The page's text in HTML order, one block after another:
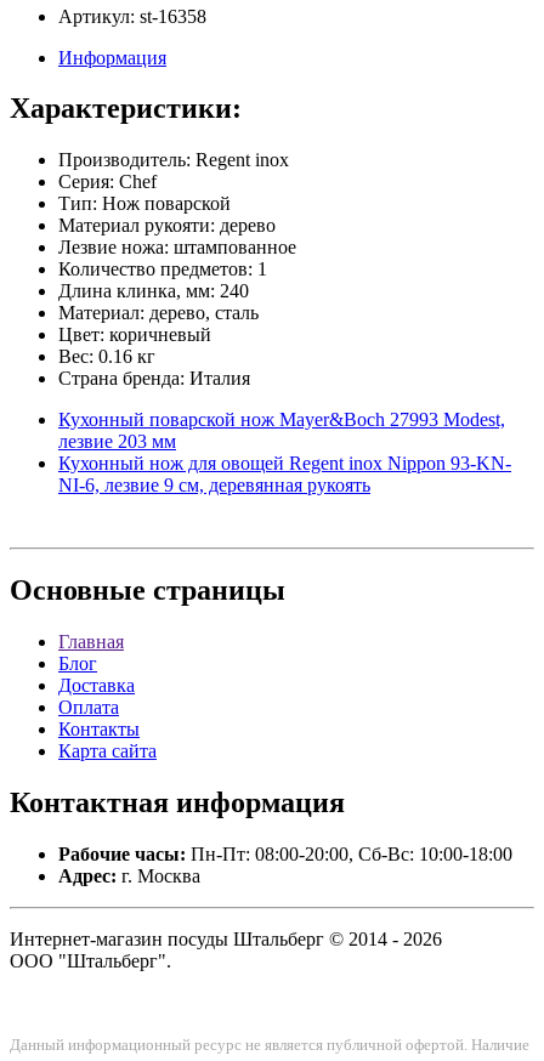
Артикул: st-16358
Информация
Характеристики:
Производитель: Regent inox
Серия: Chef
Тип: Нож поварской
Материал рукояти: дерево
Лезвие ножа: штампованное
Количество предметов: 1
Длина клинка, мм: 240
Материал: дерево, сталь
Цвет: коричневый
Вес: 0.16 кг
Страна бренда: Италия
Кухонный поварской нож Mayer&Boch 27993 Modest,
лезвие 203 мм
Кухонный нож для овощей Regent inox Nippon 93-KN-
NI-6, лезвие 9 см, деревянная рукоять
Основные страницы
Главная
Блог
Доставка
Оплата
Контакты
Карта сайта
Контактная информация
Рабочие часы: Пн-Пт: 08:00-20:00, Сб-Вс: 10:00-18:00
Адрес: г. Москва
Интернет-магазин посуды Штальберг © 2014 - 2026
ООО "Штальберг".
Данный информационный ресурс не является публичной офертой. Наличие